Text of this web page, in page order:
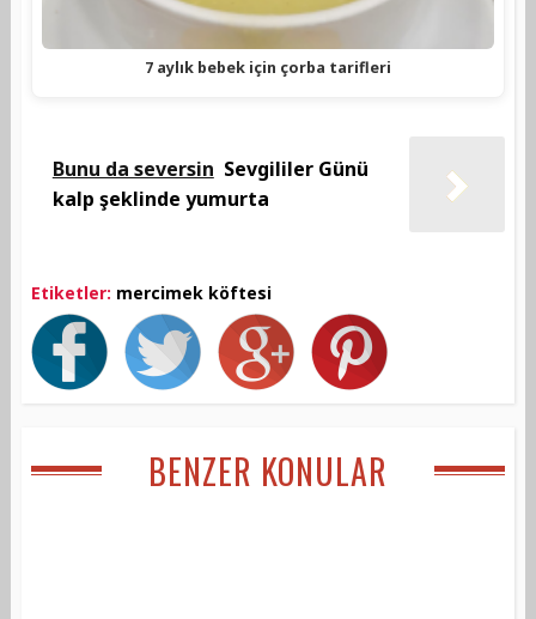
7 aylık bebek için çorba tarifleri
Bunu da seversin Sevgililer Günü
kalp şeklinde yumurta
Etiketler: mercimek köftesi
BENZER KONULAR